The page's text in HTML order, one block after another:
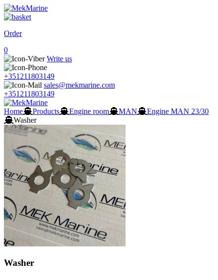
Order
0
Write us
+351211803149
sales@mekmarine.com
+351211803149
Home Products Engine room MAN
Engine MAN 23/30
Washer
Washer